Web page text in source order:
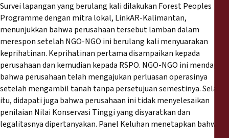
Survei lapangan yang berulang kali dilakukan Forest Peoples
Programme dengan mitra lokal, LinkAR-Kalimantan,
menunjukkan bahwa perusahaan tersebut lamban dalam
merespon setelah NGO-NGO ini berulang kali menyuarakan
keprihatinan. Keprihatinan pertama disampaikan kepada
perusahaan dan kemudian kepada RSPO. NGO-NGO ini mendapati
bahwa perusahaan telah mengajukan perluasan operasinya
setelah mengambil tanah tanpa persetujuan semestinya. Selain
itu, didapati juga bahwa perusahaan ini tidak menyelesaikan
penilaian Nilai Konservasi Tinggi yang disyaratkan dan
legalitasnya dipertanyakan. Panel Keluhan menetapkan bahwa: